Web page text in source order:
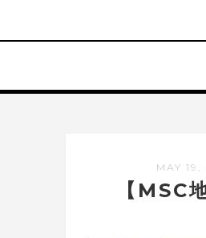
MAY 19,
【MSC